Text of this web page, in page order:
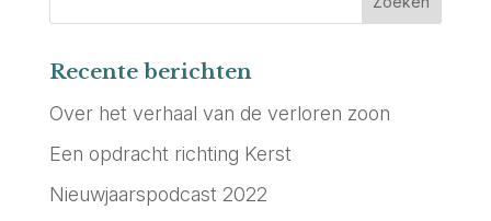
Recente berichten
Over het verhaal van de verloren zoon
Een opdracht richting Kerst
Nieuwjaarspodcast 2022